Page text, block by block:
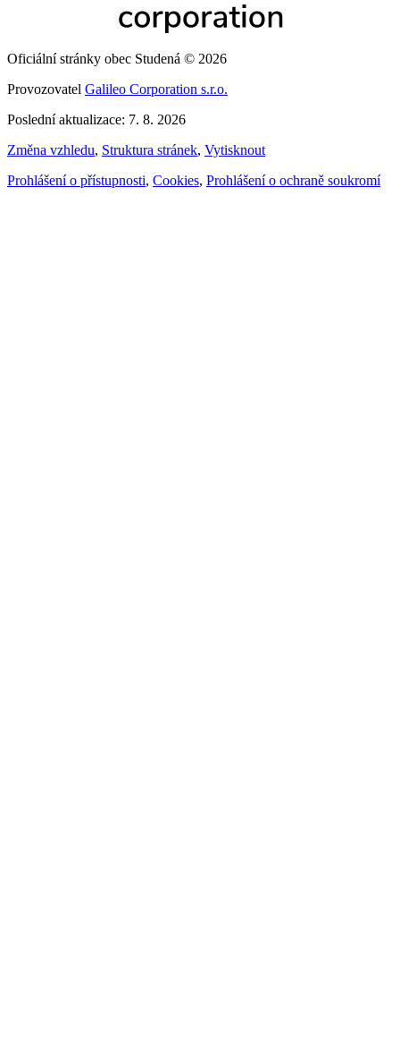
Oficiální stránky obec Studená © 2026
Provozovatel Galileo Corporation s.r.o.
Poslední aktualizace: 7. 8. 2026
Změna vzhledu, Struktura stránek, Vytisknout
Prohlášení o přístupnosti, Cookies, Prohlášení o ochraně soukromí